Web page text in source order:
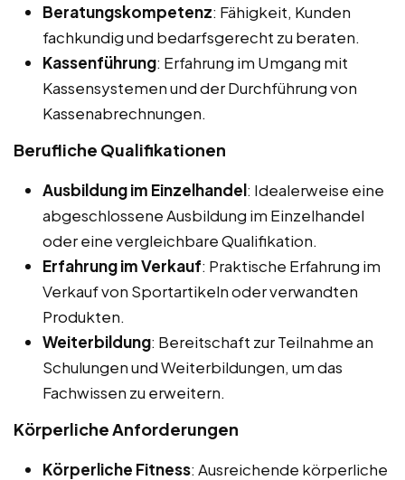
Beratungskompetenz: Fähigkeit, Kunden
fachkundig und bedarfsgerecht zu beraten.
Kassenführung: Erfahrung im Umgang mit
Kassensystemen und der Durchführung von
Kassenabrechnungen.
Berufliche Qualifikationen
Ausbildung im Einzelhandel: Idealerweise eine
abgeschlossene Ausbildung im Einzelhandel
oder eine vergleichbare Qualifikation.
Erfahrung im Verkauf: Praktische Erfahrung im
Verkauf von Sportartikeln oder verwandten
Produkten.
Weiterbildung: Bereitschaft zur Teilnahme an
Schulungen und Weiterbildungen, um das
Fachwissen zu erweitern.
Körperliche Anforderungen
Körperliche Fitness: Ausreichende körperliche